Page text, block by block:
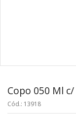
Copo 050 Ml
Cód.: 13918